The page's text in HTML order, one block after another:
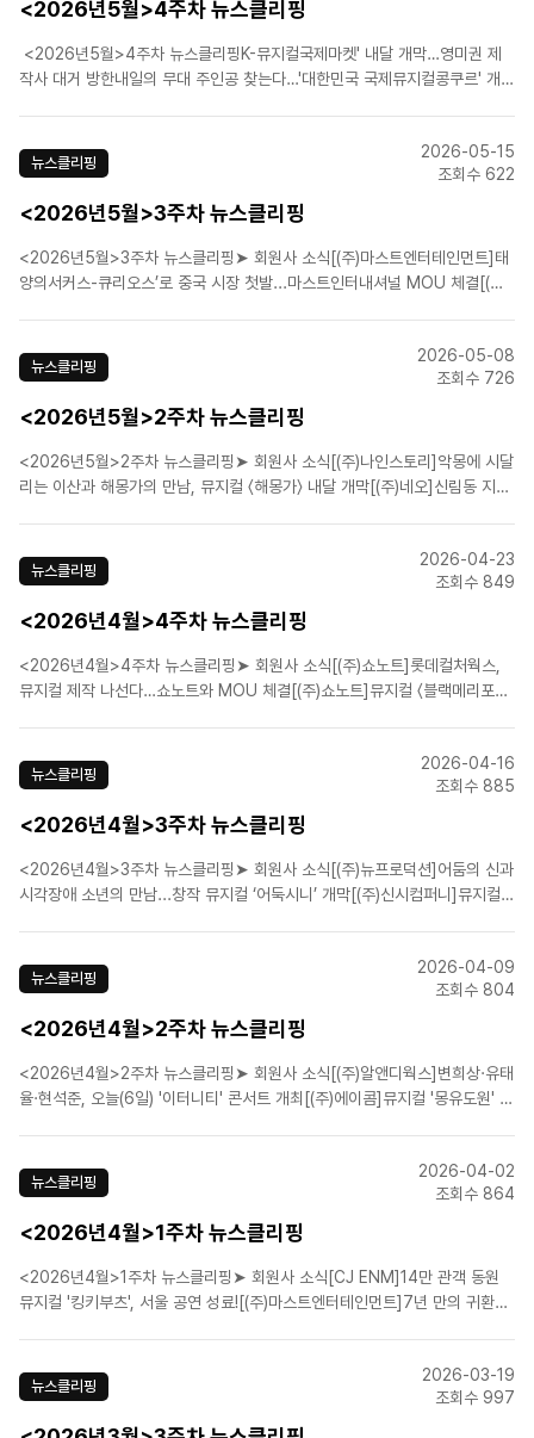
<2026년5월>4주차 뉴스클리핑
<2026년5월>4주차 뉴스클리핑K-뮤지컬국제마켓' 내달 개막…영미권 제
작사 대거 방한내일의 무대 주인공 찾는다…'대한민국 국제뮤지컬콩쿠르' 개
들.....
뉴스클리핑
2026-05-15
조회수 622
<2026년5월>3주차 뉴스클리핑
<2026년5월>3주차 뉴스클리핑➤ 회원사 소식[(주)마스트엔터테인먼트]태
양의서커스-큐리오스’로 중국 시장 첫발...마스트인터내셔널 MOU 체결[(주)
(주)]뮤지컬 '디어 에반 핸..
뉴스클리핑
2026-05-08
조회수 726
<2026년5월>2주차 뉴스클리핑
<2026년5월>2주차 뉴스클리핑➤ 회원사 소식[(주)나인스토리]악몽에 시달
리는 이산과 해몽가의 만남, 뮤지컬 〈해몽가〉 내달 개막[(주)네오]신림동 지하
스키’ 6월 개..
뉴스클리핑
2026-04-23
조회수 849
<2026년4월>4주차 뉴스클리핑
<2026년4월>4주차 뉴스클리핑➤ 회원사 소식[(주)쇼노트]롯데컬처웍스,
뮤지컬 제작 나선다…쇼노트와 MOU 체결[(주)쇼노트]뮤지컬 〈블랙메리포핀
년 만의 귀환…"Kon·김종구·김경수·황민..
뉴스클리핑
2026-04-16
조회수 885
<2026년4월>3주차 뉴스클리핑
<2026년4월>3주차 뉴스클리핑➤ 회원사 소식[(주)뉴프로덕션]어둠의 신과
시각장애 소년의 만남...창작 뮤지컬 ‘어둑시니’ 개막[(주)신시컴퍼니]뮤지컬
니]뮤지컬 ‘베토벤’, 1차 티켓 전석 매..
뉴스클리핑
2026-04-09
조회수 804
<2026년4월>2주차 뉴스클리핑
<2026년4월>2주차 뉴스클리핑➤ 회원사 소식[(주)알앤디웍스]변희상·유태
율·현석준, 오늘(6일) '이터니티' 콘서트 개최[(주)에이콤]뮤지컬 '몽유도원' 샤
확정…티파니 영→정진운 출연 ..
뉴스클리핑
2026-04-02
조회수 864
<2026년4월>1주차 뉴스클리핑
<2026년4월>1주차 뉴스클리핑➤ 회원사 소식[CJ ENM]14만 관객 동원
뮤지컬 '킹키부츠', 서울 공연 성료![(주)마스트엔터테인먼트]7년 만의 귀환~
오늘 세 번째 시즌 개..
뉴스클리핑
2026-03-19
조회수 997